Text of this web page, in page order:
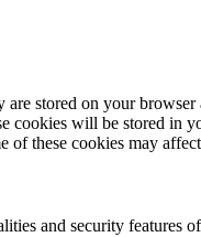
stored on your browser
cookies will be stored in
these cookies may
and security features